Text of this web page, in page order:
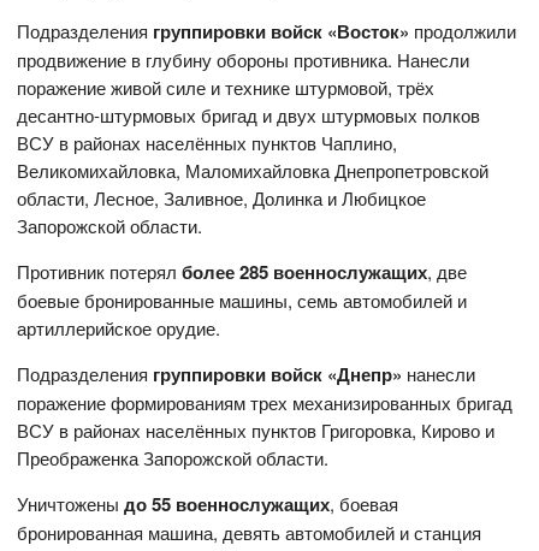
Подразделения группировки войск «Восток» продолжили
продвижение в глубину обороны противника. Нанесли
поражение живой силе и технике штурмовой, трёх
десантно-штурмовых бригад и двух штурмовых полков
ВСУ в районах населённых пунктов Чаплино,
Великомихайловка, Маломихайловка Днепропетровской
области, Лесное, Заливное, Долинка и Любицкое
Запорожской области.
Противник потерялболее 285 военнослужащих, две
боевые бронированные машины, семь автомобилей и
артиллерийское орудие.
Подразделения группировки войск «Днепр» нанесли
поражение формированиям трех механизированных бригад
ВСУ в районах населённых пунктов Григоровка, Кирово и
Преображенка Запорожской области.
Уничтоженыдо 55 военнослужащих, боевая
бронированная машина, девять автомобилей и станция